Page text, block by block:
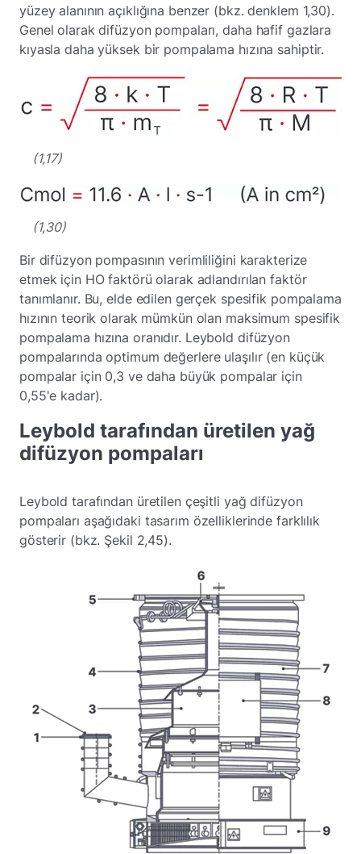
yüzey alanının açıklığına benzer (bkz. denklem 1,30).
Genel olarak difüzyon pompaları, daha hafif gazlara
kıyasla daha yüksek bir pompalama hızına sahiptir.
(1,17)
(1,30)
Bir difüzyon pompasının verimliliğini karakterize
etmek için HO faktörü olarak adlandırılan faktör
tanımlanır. Bu, elde edilen gerçek spesifik pompalama
hızının teorik olarak mümkün olan maksimum spesifik
pompalama hızına oranıdır. Leybold difüzyon
pompalarında optimum değerlere ulaşılır (en küçük
pompalar için 0,3 ve daha büyük pompalar için
0,55'e kadar).
Leybold tarafından üretilen yağ
difüzyon pompaları
Leybold tarafından üretilen çeşitli yağ difüzyon
pompaları aşağıdaki tasarım özelliklerinde farklılık
gösterir (bkz. Şekil 2,45).